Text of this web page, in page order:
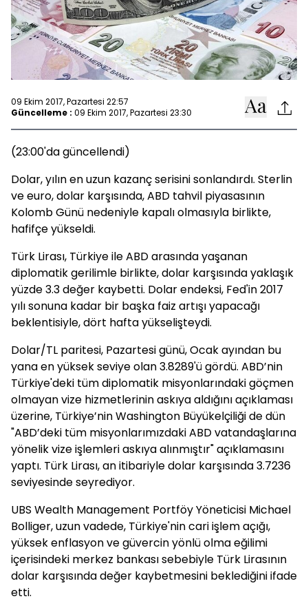
09 Ekim 2017, Pazartesi 22:57
Güncelleme : 09 Ekim 2017, Pazartesi 23:30
(23:00'da güncellendi)
Dolar, yılın en uzun kazanç serisini sonlandırdı. Sterlin
ve euro, dolar karşısında, ABD tahvil piyasasının
Kolomb Günü nedeniyle kapalı olmasıyla birlikte,
hafifçe yükseldi.
Türk Lirası, Türkiye ile ABD arasında yaşanan
diplomatik gerilimle birlikte, dolar karşısında yaklaşık
yüzde 3.3 değer kaybetti. Dolar endeksi, Fed'in 2017
yılı sonuna kadar bir başka faiz artışı yapacağı
beklentisiyle, dört hafta yükselişteydi.
Dolar/TL paritesi, Pazartesi günü, Ocak ayından bu
yana en yüksek seviye olan 3.8289'ü gördü. ABD’nin
Türkiye'deki tüm diplomatik misyonlarındaki göçmen
olmayan vize hizmetlerinin askıya aldığını açıklaması
üzerine, Türkiye’nin Washington Büyükelçiliği de dün
"ABD’deki tüm misyonlarımızdaki ABD vatandaşlarına
yönelik vize işlemleri askıya alınmıştır" açıklamasını
yaptı. Türk Lirası, an itibariyle dolar karşısında 3.7236
seviyesinde seyrediyor.
UBS Wealth Management Portföy Yöneticisi Michael
Bolliger, uzun vadede, Türkiye'nin cari işlem açığı,
yüksek enflasyon ve güvercin yönlü olma eğilimi
içerisindeki merkez bankası sebebiyle Türk Lirasının
dolar karşısında değer kaybetmesini beklediğini ifade
etti.